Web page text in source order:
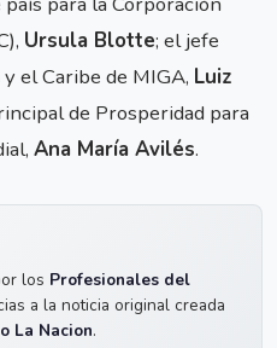
Ursula Blotte; el jefe
el Caribe de MIGA, Luiz
de Prosperidad para
Ana María Avilés.
los Profesionales del
a la noticia original creada
La Nacion.